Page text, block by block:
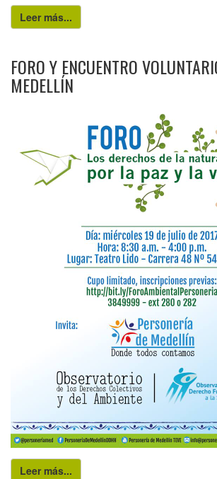
Leer más...
FORO Y ENCUENTRO
MEDELLÍN
Leer más...